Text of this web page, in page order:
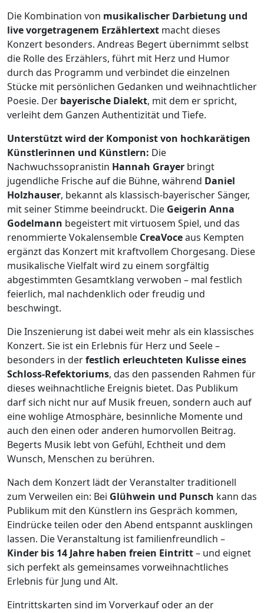
Die Kombination von musikalischer Darbietung und
live vorgetragenem Erzählertext macht dieses
Konzert besonders. Andreas Begert übernimmt selbst
die Rolle des Erzählers, führt mit Herz und Humor
durch das Programm und verbindet die einzelnen
Stücke mit persönlichen Gedanken und weihnachtlicher
Poesie. Der bayerische Dialekt, mit dem er spricht,
verleiht dem Ganzen Authentizität und Tiefe.
Unterstützt wird der Komponist von hochkarätigen
Künstlerinnen und Künstlern: Die
Nachwuchssopranistin Hannah Grayer bringt
jugendliche Frische auf die Bühne, während Daniel
Holzhauser, bekannt als klassisch-bayerischer Sänger,
mit seiner Stimme beeindruckt. Die Geigerin Anna
Godelmann begeistert mit virtuosem Spiel, und das
renommierte Vokalensemble CreaVoceaus Kempten
ergänzt das Konzert mit kraftvollem Chorgesang. Diese
musikalische Vielfalt wird zu einem sorgfältig
abgestimmten Gesamtklang verwoben – mal festlich
feierlich, mal nachdenklich oder freudig und
beschwingt.
Die Inszenierung ist dabei weit mehr als ein klassisches
Konzert. Sie ist ein Erlebnis für Herz und Seele –
besonders in derfestlich erleuchteten Kulisse eines
Schloss-Refektoriums, das den passenden Rahmen für
dieses weihnachtliche Ereignis bietet. Das Publikum
darf sich nicht nur auf Musik freuen, sondern auch auf
eine wohlige Atmosphäre, besinnliche Momente und
auch den einen oder anderen humorvollen Beitrag.
Begerts Musik lebt von Gefühl, Echtheit und dem
Wunsch, Menschen zu berühren.
Nach dem Konzert lädt der Veranstalter traditionell
zum Verweilen ein: Bei Glühwein und Punsch kann das
Publikum mit den Künstlern ins Gespräch kommen,
Eindrücke teilen oder den Abend entspannt ausklingen
lassen. Die Veranstaltung ist familienfreundlich –
Kinder bis 14 Jahre haben freien Eintritt– und eignet
sich perfekt als gemeinsames vorweihnachtliches
Erlebnis für Jung und Alt.
Eintrittskarten sind im Vorverkauf oder an der